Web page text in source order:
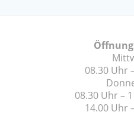
08.30 Uhr
08.30 Uhr –
14.00 Uhr